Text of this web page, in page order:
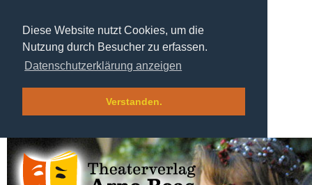
Diese Website nutzt Cookies, um die
Nutzung durch Besucher zu erfassen.
Datenschutzerklärung anzeigen
Verstanden.